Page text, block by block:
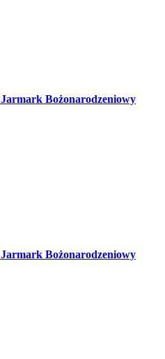
Jarmark Bożonarodzeniowy
Jarmark Bożonarodzeniowy